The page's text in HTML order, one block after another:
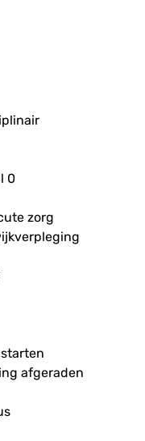
0
zorg
afgeraden